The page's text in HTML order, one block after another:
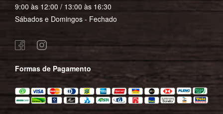
9:00 às 12:00 / 13:00 às 16:30
Sábados e Domingos - Fechado
Formas de Pagamento